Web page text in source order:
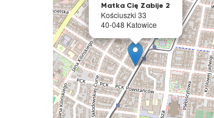
Matka Cię Zabije 2
Kościuszki 33
40-048 Katowice